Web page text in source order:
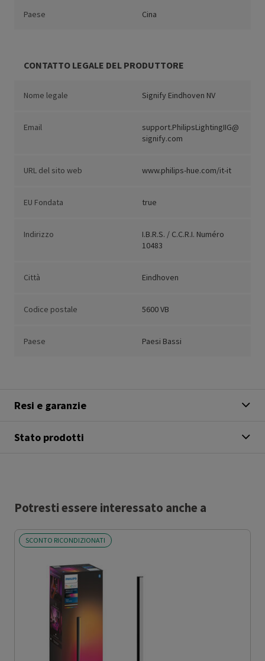
Paese Cina
CONTATTO LEGALE DEL PRODUTTORE
Nome legale Signify Eindhoven NV
Email
support.PhilipsLightingIIG@
signify.com
URL del sito web www.philips-hue.com/it-it
EU Fondata true
Indirizzo
I.B.R.S. / C.C.R.I. Numéro
10483
Città Eindhoven
Codice postale 5600 VB
Paese Paesi Bassi
Resi e garanzie
Stato prodotti
Potresti essere interessato anche a
SCONTO RICONDIZIONATI